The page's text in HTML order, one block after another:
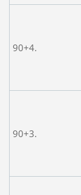
90+4.
90+3.